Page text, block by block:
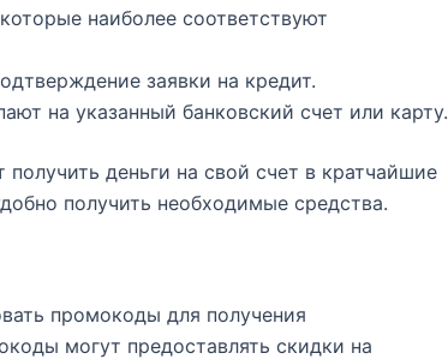
наиболее соответствуют
заявки на кредит.
на указанный банковский счет или карту.
деньги на свой счет в кратчайшие
получить необходимые средства.
промокоды для получения
могут предоставлять скидки на